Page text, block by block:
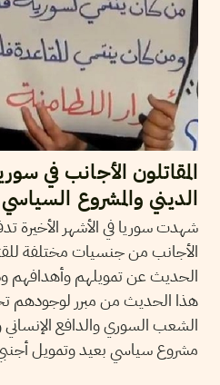
المقاتلون الأجانب في
الديني والمشروع السياسي
شهدت سوريا في الأشهر الأخيرة
الأجانب من جنسيات مختلفة
الحديث عن تمويلهم وأهدافهم
هذا الحديث من مبرر
الشعب السوري والدافع
مشروع سياسي بعيد وتمويل